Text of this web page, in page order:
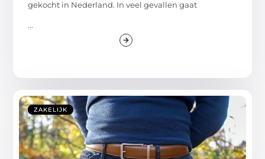
gekocht in Nederland. In veel gevallen gaat
...
ZAKELIJK